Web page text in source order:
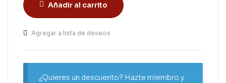
Añadir al carrito
Agregar a lista de deseos
¿Quieres un descuento? Hazte miembro y